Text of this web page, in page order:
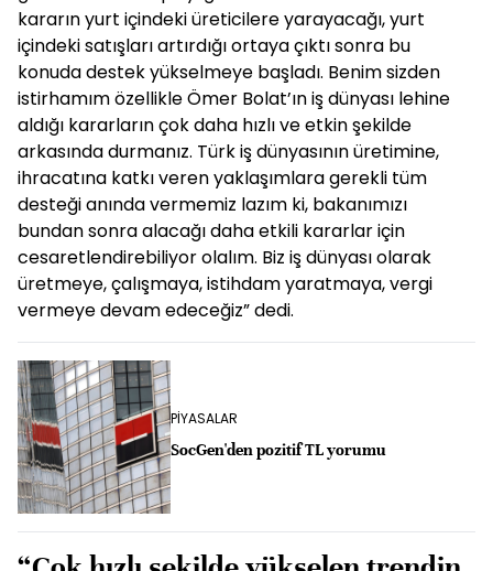
kararın yurt içindeki üreticilere yarayacağı, yurt
içindeki satışları artırdığı ortaya çıktı sonra bu
konuda destek yükselmeye başladı. Benim sizden
istirhamım özellikle Ömer Bolat’ın iş dünyası lehine
aldığı kararların çok daha hızlı ve etkin şekilde
arkasında durmanız. Türk iş dünyasının üretimine,
ihracatına katkı veren yaklaşımlara gerekli tüm
desteği anında vermemiz lazım ki, bakanımızı
bundan sonra alacağı daha etkili kararlar için
cesaretlendirebiliyor olalım. Biz iş dünyası olarak
üretmeye, çalışmaya, istihdam yaratmaya, vergi
vermeye devam edeceğiz” dedi.
PİYASALAR
SocGen'den pozitif TL yorumu